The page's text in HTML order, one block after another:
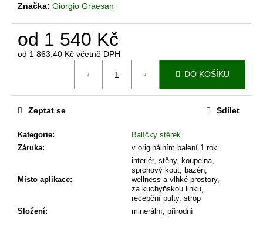
Značka: Giorgio Graesan
od 1 540 Kč
od 1 863,40 Kč včetně DPH
DO KOŠÍKU
Kategorie:
Balíčky stěrek
Záruka: v originálním balení 1 rok
Místo aplikace:
interiér, stěny, koupelna,
sprchový kout, bazén,
wellness a vlhké prostory,
za kuchyňskou linku,
recepční pulty, strop
Složení: minerální, přírodní
Zeptat se Sdílet
č
u
e
PROFI
NÁTĚR
439,67